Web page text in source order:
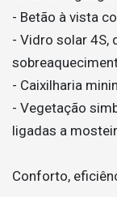
- Betão à vista
- Vidro solar 4S,
- Caixilharia
- Vegetação
ligadas a
Conforto,